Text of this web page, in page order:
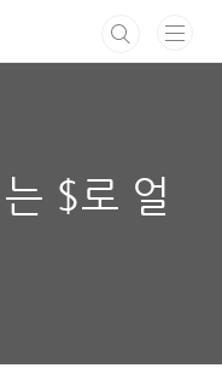
$로 얼